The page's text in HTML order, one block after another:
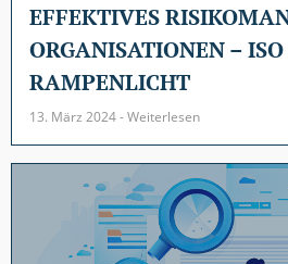
EFFEKTIVES
ORGANISATIONEN –
RAMPENLICHT
13. März 2024 - Weiterlesen